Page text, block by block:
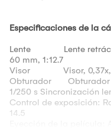
Especificaciones de la
Lente Lente retráctil,
60 mm, 1:12.7
Visor Visor, 0,37x,
Obturador Obturador
1/250 s Sincronización
Control de exposición:
14.5